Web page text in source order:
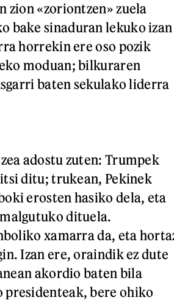
zion «zoriontzen» zuela
bake sinaduran lekuko izan
horrekin ere oso pozik
moduan; bilkuraren
baten sekulako liderra
adostu zuten: Trumpek
ditu; trukean, Pekinek
erosten hasiko dela, eta
dituela.
xamarra da, eta
Izan ere, oraindik ez dute
akordio baten bila
bere ohiko